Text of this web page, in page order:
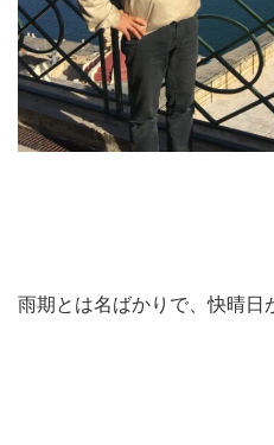
雨期とは名ばかりで、快晴日